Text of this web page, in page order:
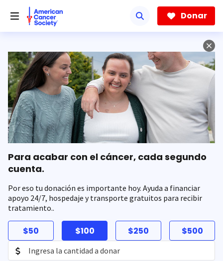
hacia
contenido
Donar
Para acabar con el cáncer, cada segundo
cuenta.
Por eso tu donación es importante hoy. Ayuda a financiar
apoyo 24/7, hospedaje y transporte gratuitos para recibir
tratamiento..
$50 $100 $250 $500